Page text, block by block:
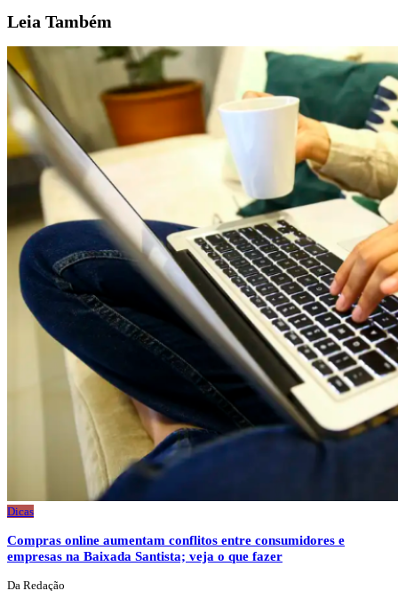
Leia Também
Dicas
Compras online aumentam conflitos entre consumidores e
empresas na Baixada Santista; veja o que fazer
Da Redação